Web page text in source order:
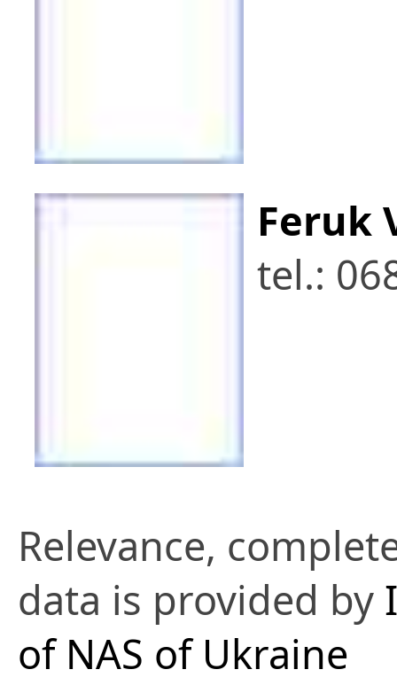
Feruk
tel.:
Relevance,
data is provided by
of NAS of Ukraine